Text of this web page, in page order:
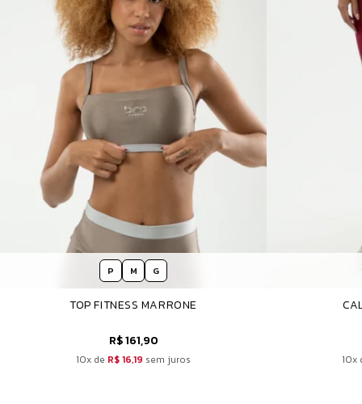
P M G
TOP FITNESS MARRONE
R$ 161,90
10x de R$ 16,19 sem juros 10x